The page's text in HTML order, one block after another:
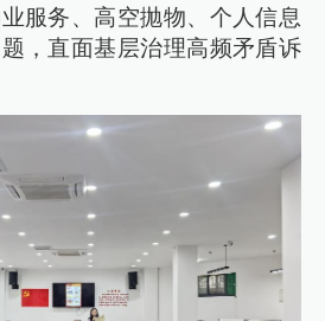
服务、高空抛物、个人信息
，直面基层治理高频矛盾诉